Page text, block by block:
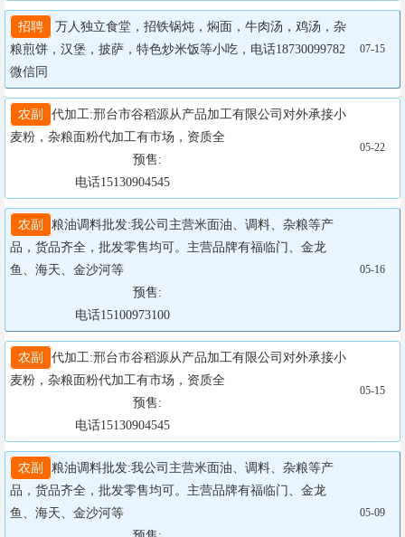
招聘
万人独立食堂，招铁锅炖，焖面，牛肉汤，鸡汤，杂
粮煎饼，汉堡，披萨，特色炒米饭等小吃，电话18730099782
微信同
07-15
农副
代加工:邢台市谷稻源从产品加工有限公司对外承接小
麦粉，杂粮面粉代加工有市场，资质全
                  电话15130904545
05-22
农副
粮油调料批发:我公司主营米面油、调料、杂粮等产
品，货品齐全，批发零售均可。主营品牌有福临门、金龙
鱼、海天、金沙河等
                  电话15100973100
05-16
农副
代加工:邢台市谷稻源从产品加工有限公司对外承接小
麦粉，杂粮面粉代加工有市场，资质全
                  电话15130904545
05-15
农副
粮油调料批发:我公司主营米面油、调料、杂粮等产
品，货品齐全，批发零售均可。主营品牌有福临门、金龙
鱼、海天、金沙河等
05-09